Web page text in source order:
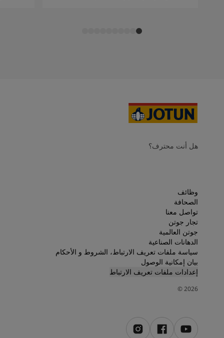
هل أنت محترف؟
وظائف
الصحافة
تواصل معنا
تجار جوتن
جوتن العالمية
الدهانات الصناعية
سياسة ملفات تعريف الارتباط، الشروط و الأحكام
بيان إمكانية الوصول
إعدادات ملفات تعريف الارتباط
2026
©